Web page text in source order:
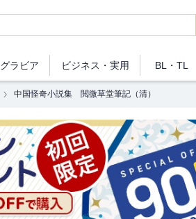
グラビア ビジネス ・実用 BL・TL
中国怪奇小説集 閲微草堂筆記（清）